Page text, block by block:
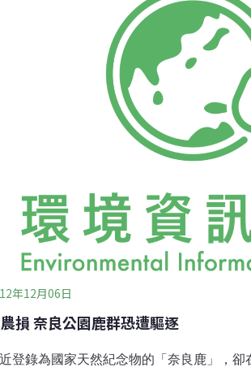
清晨6時投入115名人員及11輛機具進場善
年12月06日
損 奈良公園鹿群恐遭驅逐
登錄為國家天然紀念物的「奈良鹿」，卻